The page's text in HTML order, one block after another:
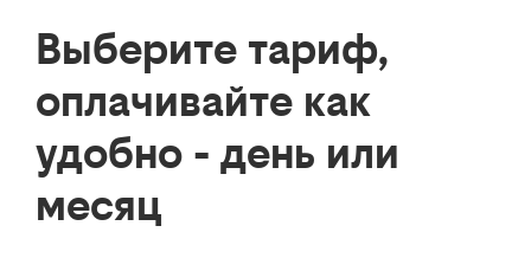
Выберите тариф,
оплачивайте как
удобно - день или
месяц